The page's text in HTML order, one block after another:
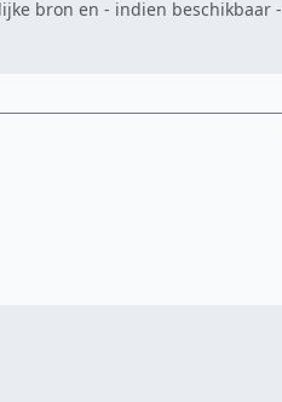
bron en - indien beschikbaar -